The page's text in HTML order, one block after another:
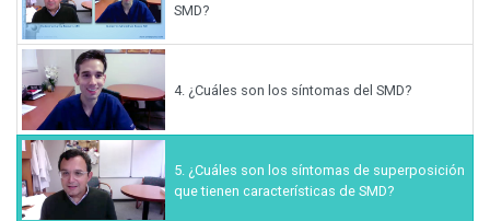
SMD?
4. ¿Cuáles son los síntomas del SMD?
5. ¿Cuáles son los síntomas de superposición
que tienen características de SMD?